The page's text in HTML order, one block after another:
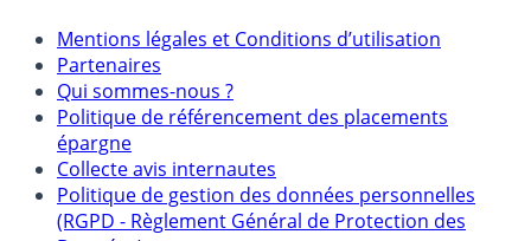
Mentions
Mentions légales et Conditions d’utilisation
Partenaires
Qui sommes-nous ?
Politique de référencement des placements
épargne
Collecte avis internautes